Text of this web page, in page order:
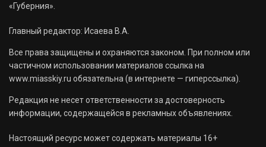
«Губерния».
Главный редактор: Исаева В.А.
Все права защищены и охраняются законом. При полном или
частичном использовании материалов ссылка на
www.miasskiy.ru обязательна (в интернете — гиперссылка).
Редакция не несет ответственности за достоверность
информации, содержащейся в рекламных объявлениях.
Настоящий ресурс может содержать материалы 16+